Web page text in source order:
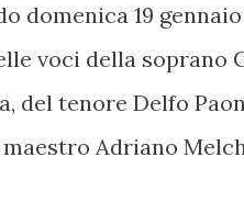
domenica 19
voci della soprano
del tenore Delfo
Adriano